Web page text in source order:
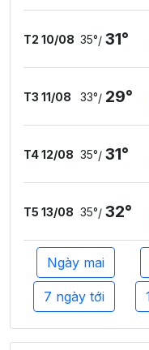
T2 10/08 35°/ 31°
T3 11/08 33°/ 29°
T4 12/08 35°/ 31°
T5 13/08 35°/ 32°
Ngày mai
7 ngày tới